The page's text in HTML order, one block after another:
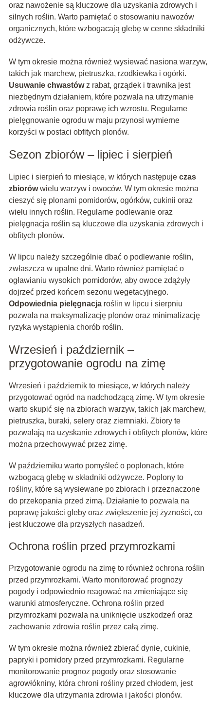
oraz nawożenie są kluczowe dla uzyskania zdrowych i
silnych roślin. Warto pamiętać o stosowaniu nawozów
organicznych, które wzbogacają glebę w cenne składniki
odżywcze.
W tym okresie można również wysiewać nasiona warzyw,
takich jak marchew, pietruszka, rzodkiewka i ogórki.
Usuwanie chwastówz rabat, grządek i trawnika jest
niezbędnym działaniem, które pozwala na utrzymanie
zdrowia roślin oraz poprawę ich wzrostu. Regularne
pielęgnowanie ogrodu w maju przynosi wymierne
korzyści w postaci obfitych plonów.
Sezon zbiorów – lipiec i sierpień
Lipiec i sierpień to miesiące, w których następuje czas
zbiorówwielu warzyw i owoców. W tym okresie można
cieszyć się plonami pomidorów, ogórków, cukinii oraz
wielu innych roślin. Regularne podlewanie oraz
pielęgnacja roślin są kluczowe dla uzyskania zdrowych i
obfitych plonów.
W lipcu należy szczególnie dbać o podlewanie roślin,
zwłaszcza w upalne dni. Warto również pamiętać o
ogławianiu wysokich pomidorów, aby owoce zdążyły
dojrzeć przed końcem sezonu wegetacyjnego.
Odpowiednia pielęgnacjaroślin w lipcu i sierpniu
pozwala na maksymalizację plonów oraz minimalizację
ryzyka wystąpienia chorób roślin.
Wrzesień i październik –
przygotowanie ogrodu na zimę
Wrzesień i październik to miesiące, w których należy
przygotować ogród na nadchodzącą zimę. W tym okresie
warto skupić się na zbiorach warzyw, takich jak marchew,
pietruszka, buraki, selery oraz ziemniaki. Zbiory te
pozwalają na uzyskanie zdrowych i obfitych plonów, które
można przechowywać przez zimę.
W październiku warto pomyśleć o poplonach, które
wzbogacą glebę w składniki odżywcze. Poplony to
rośliny, które są wysiewane po zbiorach i przeznaczone
do przekopania przed zimą. Działanie to pozwala na
poprawę jakości gleby oraz zwiększenie jej żyzności, co
jest kluczowe dla przyszłych nasadzeń.
Ochrona roślin przed przymrozkami
Przygotowanie ogrodu na zimę to również ochrona roślin
przed przymrozkami. Warto monitorować prognozy
pogody i odpowiednio reagować na zmieniające się
warunki atmosferyczne. Ochrona roślin przed
przymrozkami pozwala na uniknięcie uszkodzeń oraz
zachowanie zdrowia roślin przez całą zimę.
W tym okresie można również zbierać dynie, cukinie,
papryki i pomidory przed przymrozkami. Regularne
monitorowanie prognoz pogody oraz stosowanie
agrowłókniny, która chroni rośliny przed chłodem, jest
kluczowe dla utrzymania zdrowia i jakości plonów.